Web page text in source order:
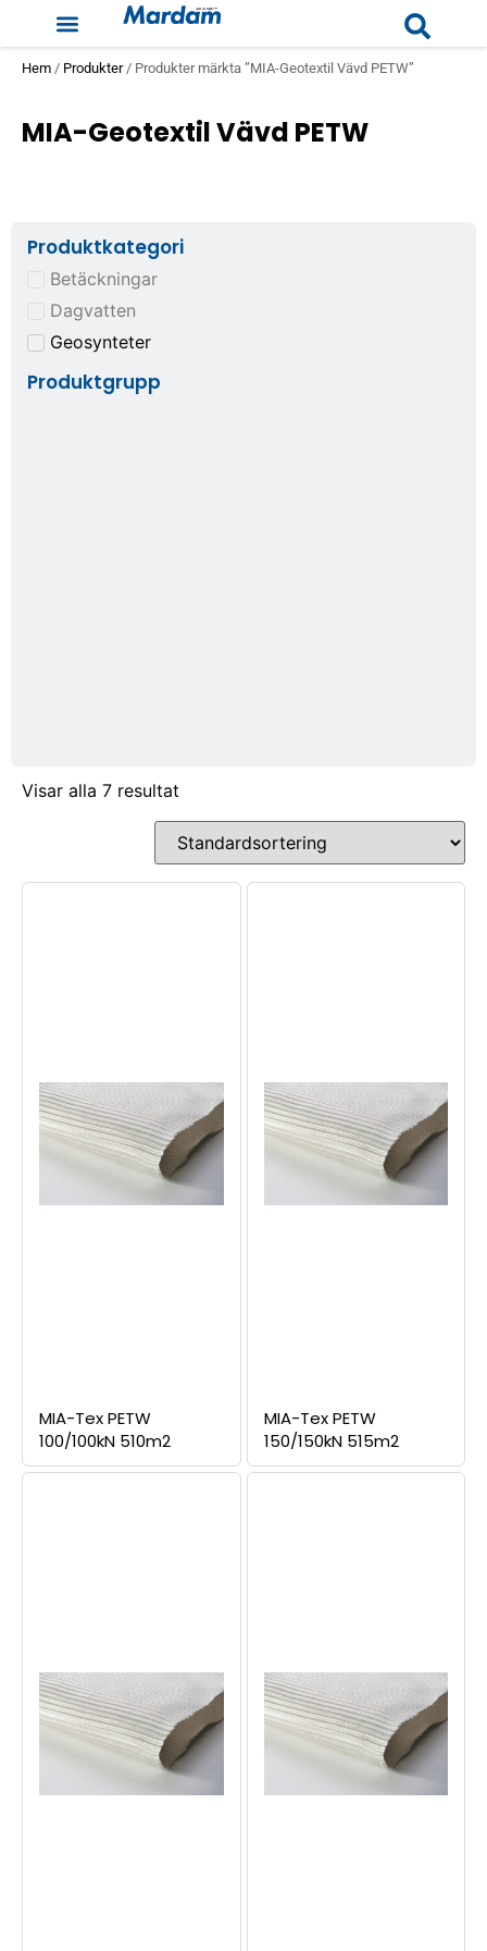
Hem / Produkter/ Produkter märkta ”MIA-Geotextil Vävd PETW”
MIA-Geotextil Vävd PETW
Produktkategori
Betäckningar
Dagvatten
Geosynteter
Produktgrupp
Visar alla 7 resultat
MIA-Tex PETW
100/100kN 510m2
MIA-Tex PETW
150/150kN 515m2